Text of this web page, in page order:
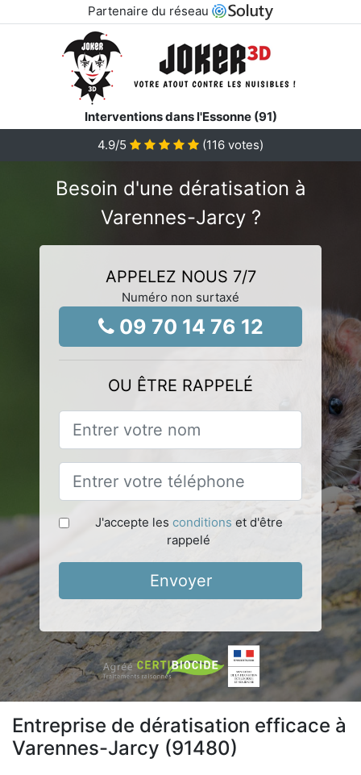
Partenaire du réseau
Interventions dans l'Essonne (91)
4.9/5 (116 votes)
Besoin d'une dératisation à
Varennes-Jarcy ?
APPELEZ NOUS 7/7
Numéro non surtaxé
09 70 14 76 12
OU ÊTRE RAPPELÉ
J'accepte les conditions et d'être
rappelé
Envoyer
Entreprise de dératisation efficace à
Varennes-Jarcy (91480)